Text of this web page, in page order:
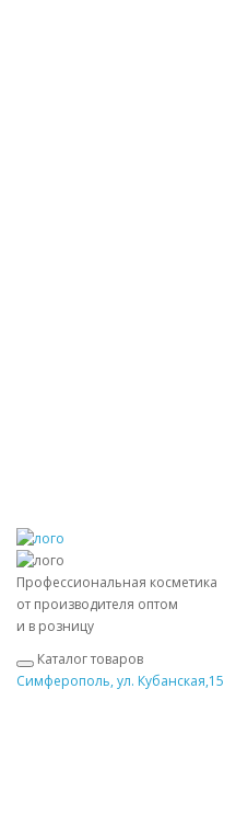
Профессиональная косметика
от производителя оптом
и в розницу
Каталог товаров
Симферополь, ул. Кубанская,15